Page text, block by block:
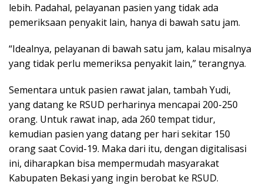
lebih. Padahal, pelayanan pasien yang tidak ada
pemeriksaan penyakit lain, hanya di bawah satu jam.
“Idealnya, pelayanan di bawah satu jam, kalau misalnya
yang tidak perlu memeriksa penyakit lain,” terangnya.
Sementara untuk pasien rawat jalan, tambah Yudi,
yang datang ke RSUD perharinya mencapai 200-250
orang. Untuk rawat inap, ada 260 tempat tidur,
kemudian pasien yang datang per hari sekitar 150
orang saat Covid-19. Maka dari itu, dengan digitalisasi
ini, diharapkan bisa mempermudah masyarakat
Kabupaten Bekasi yang ingin berobat ke RSUD.